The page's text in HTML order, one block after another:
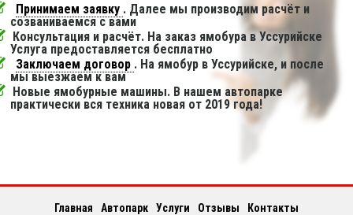
Принимаем заявку . Далее мы производим расчёт и
созваниваемся с вами
Консультация и расчёт. На заказ ямобура в Уссурийске
Услуга предоставляется бесплатно
Заключаем договор . На ямобур в Уссурийске, и после
мы выезжаем к вам
Новые ямобурные машины. В нашем автопарке
практически вся техника новая от 2019 года!
Главная Автопарк Услуги Отзывы
Контакты